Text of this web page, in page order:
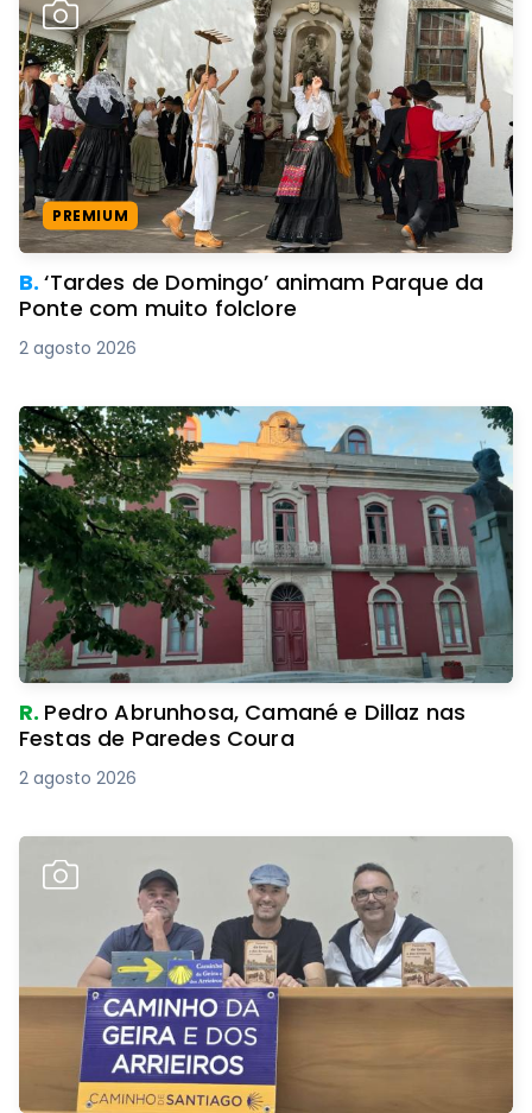
PREMIUM
B.‘Tardes de Domingo’ animam Parque da
Ponte com muito folclore
2 agosto 2026
R. Pedro Abrunhosa, Camané e Dillaz nas
Festas de Paredes Coura
2 agosto 2026